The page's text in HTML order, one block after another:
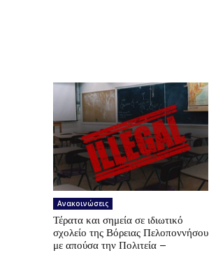
Ανακοινώσεις
Τέρατα και σημεία σε ιδιωτικό
σχολείο της Βόρειας Πελοποννήσου
με απούσα την Πολιτεία –